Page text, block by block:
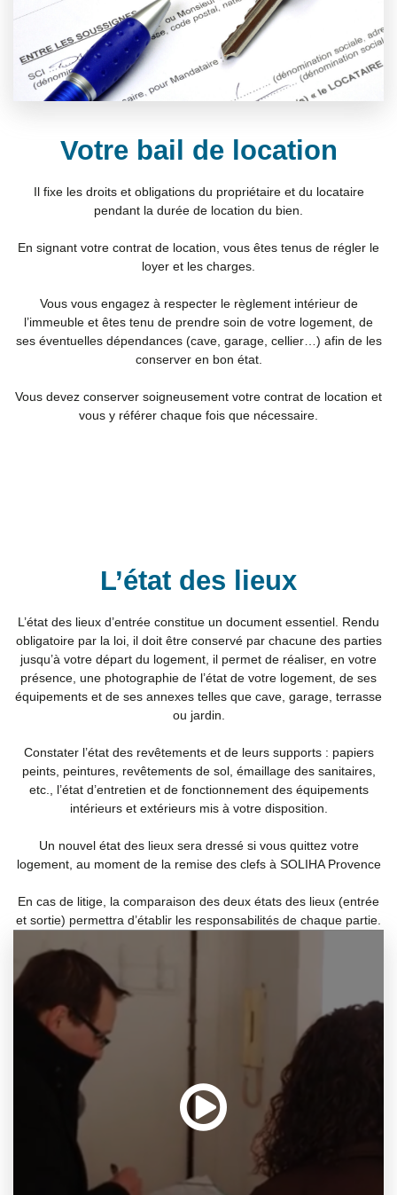
Votre bail de location
Il fixe les droits et obligations du propriétaire et du locataire
pendant la durée de location du bien.
En signant votre contrat de location, vous êtes tenus de régler le
loyer et les charges.
Vous vous engagez à respecter le règlement intérieur de
l’immeuble et êtes tenu de prendre soin de votre logement, de
ses éventuelles dépendances (cave, garage, cellier…) afin de les
conserver en bon état.
Vous devez conserver soigneusement votre contrat de location et
vous y référer chaque fois que nécessaire.
L’état des lieux
L’état des lieux d’entrée constitue un document essentiel. Rendu
obligatoire par la loi, il doit être conservé par chacune des parties
jusqu’à votre départ du logement, il permet de réaliser, en votre
présence, une photographie de l’état de votre logement, de ses
équipements et de ses annexes telles que cave, garage, terrasse
ou jardin.
Constater l’état des revêtements et de leurs supports : papiers
peints, peintures, revêtements de sol, émaillage des sanitaires,
etc., l’état d’entretien et de fonctionnement des équipements
intérieurs et extérieurs mis à votre disposition.
Un nouvel état des lieux sera dressé si vous quittez votre
logement, au moment de la remise des clefs à SOLIHA Provence
En cas de litige, la comparaison des deux états des lieux (entrée
et sortie) permettra d’établir les responsabilités de chaque partie.